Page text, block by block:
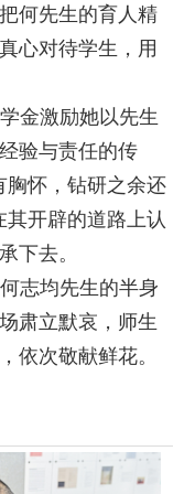
何先生的育人精
心对待学生，用
金激励她以先生
验与责任的传
胸怀，钻研之余还
开辟的道路上认
下去。
志均先生的半身
肃立默哀，师生
依次敬献鲜花。